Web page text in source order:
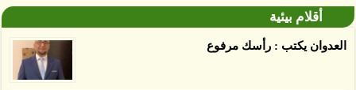
الغطاء عن أي ادعاءات تقول بأن الزيت يمكن ألا
يسبب الدمار. وكشفت الدراسة فقدان المناطق
أقلام بيئية
العدوان يكتب : رأسك مرفوع